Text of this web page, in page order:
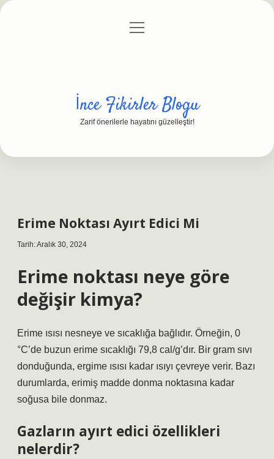
Gizlilik Politikası
menüyü
İnce Fikirler Blogu
Zarif önerilerle hayatını güzelleştir!
Erime Noktası Ayırt Edici Mi
Tarih: Aralık 30, 2024
Erime noktası neye göre
değişir kimya?
Erime ısısı nesneye ve sıcaklığa bağlıdır. Örneğin, 0
°C’de buzun erime sıcaklığı 79,8 cal/g’dır. Bir gram sıvı
donduğunda, ergime ısısı kadar ısıyı çevreye verir. Bazı
durumlarda, erimiş madde donma noktasına kadar
soğusa bile donmaz.
Gazların ayırt edici özellikleri
nelerdir?